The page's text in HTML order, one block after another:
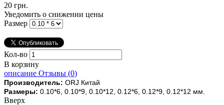
20 грн.
Уведомить о снижении цены
Размер
Кол-во
В корзину
описание Отзывы (0)
Производитель: ORJ Китай
Размеры: 0.10*6, 0.10*9, 0.10*12, 0.12*6, 0.12*9, 0.12*12 мм.
Вверх